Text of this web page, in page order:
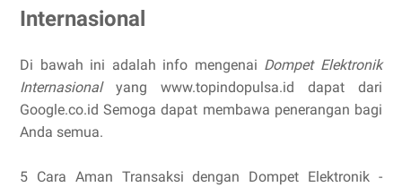
Internasional
Di bawah ini adalah info mengenai Dompet Elektronik
Internasional yang www.topindopulsa.id dapat dari
Google.co.id Semoga dapat membawa penerangan bagi
Anda semua.
5 Cara Aman Transaksi dengan Dompet Elektronik -